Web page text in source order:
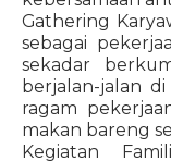
Gathering
sebagai
sekadar
berjalan-jalan
ragam
makan bareng
Kegiatan